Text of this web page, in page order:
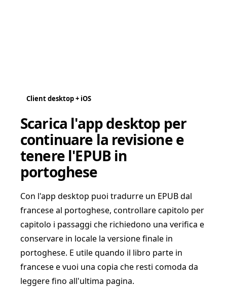
Client desktop + iOS
Scarica l'app desktop per
continuare la revisione e
tenere l'EPUB in
portoghese
Con l'app desktop puoi tradurre un EPUB dal
francese al portoghese, controllare capitolo per
capitolo i passaggi che richiedono una verifica e
conservare in locale la versione finale in
portoghese. E utile quando il libro parte in
francese e vuoi una copia che resti comoda da
leggere fino all'ultima pagina.